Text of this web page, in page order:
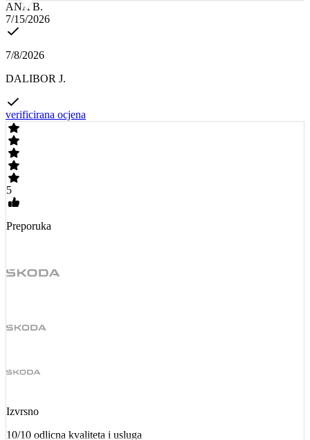
ANA B.
7/15/2026
7/8/2026
DALIBOR J.
verificirana ocjena
5
Preporuka
Izvrsno
10/10 odlicna kvaliteta i usluga